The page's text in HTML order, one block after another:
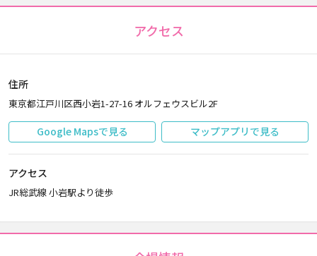
アクセス
住所
東京都江戸川区西小岩1-27-16 オルフェウスビル2F
Google Mapsで見る マップアプリで見る
アクセス
JR総武線 小岩駅より徒歩